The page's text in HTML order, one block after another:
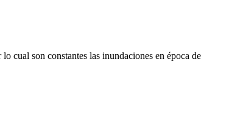
cual son constantes las inundaciones en época de